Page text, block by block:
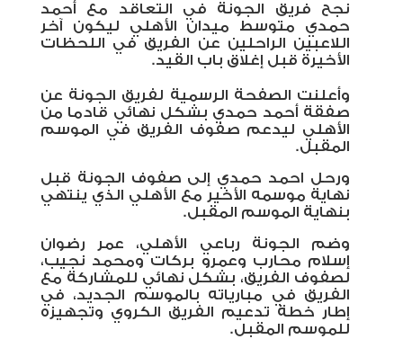
نجح فريق الجونة في التعاقد مع أحمد
حمدي متوسط ميدان الأهلي ليكون آخر
اللاعبين الراحلين عن الفريق في اللحظات
الأخيرة قبل إغلاق باب القيد.
وأعلنت الصفحة الرسمية لفريق الجونة عن
صفقة أحمد حمدي بشكل نهائي قادما من
الأهلي ليدعم صفوف الفريق في الموسم
المقبل.
ورحل احمد حمدي إلى صفوف الجونة قبل
نهاية موسمه الأخير مع الأهلي الذي ينتهي
بنهاية الموسم المقبل.
وضم الجونة رباعي الأهلي، عمر رضوان
إسلام محارب وعمرو بركات ومحمد نجيب،
لصفوف الفريق، بشكل نهائي للمشاركة مع
الفريق في مبارياته بالموسم الجديد، في
إطار خطة تدعيم الفريق الكروي وتجهيزه
للموسم المقبل.